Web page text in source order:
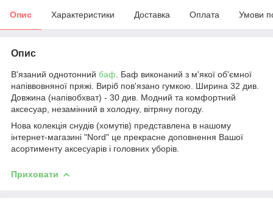
Опис Характеристики Доставка Оплата Умови
Опис
В'язаний однотонний баф . Баф виконаний з м'якої об'ємної
напіввовняної пряжі. Виріб пов'язано гумкою. Ширина 32 див.
Довжина (напівобхват) - 30 див. Модний та комфортний
аксесуар, незамінний в холодну, вітряну погоду.
Нова колекція снудів (хомутів) представлена в нашому
інтернет-магазині "Nord" це прекрасне доповнення Вашої
асортименту аксесуарів і головних уборів.
Приховати